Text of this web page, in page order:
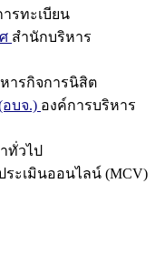
รทะเบียน
สำนักบริหาร
ารกิจการนิสิต
บจ.) องค์การบริหาร
ทั่วไป
ระเมินออนไลน์ (MCV)